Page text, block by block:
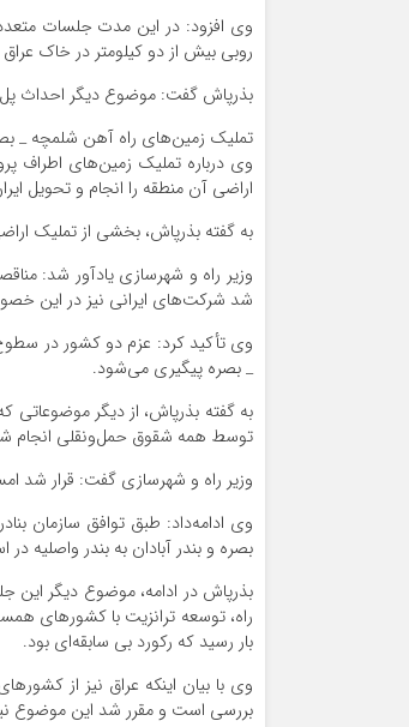
وی افزود: در این مدت جلسات
روبی بیش از دو کیلومتر در خاک
بذرپاش گفت: موضوع دیگر احداث پل
تملیک زمین‌های راه آهن شلمچه _
وی درباره تملیک زمین‌های اطراف
اراضی آن منطقه را انجام و تحویل
به گفته بذرپاش، بخشی از تملیک
شد شرکت‌های ایرانی نیز در این
وی تأکید کرد: عزم دو کشور در
_ بصره پیگیری می‌شود.
به گفته بذرپاش، از دیگر موضوعاتی
توسط همه شقوق حمل‌ونقلی انجام
وزیر راه و شهرسازی گفت: قرار شد
وی ادامه‌داد: طبق توافق سازمان
بصره و بندر آبادان به بندر واصلیه
بار رسید که رکورد بی سابقه‌ای بود.
وی با بیان اینکه عراق نیز از
بررسی است و مقرر شد این موضوع نیز